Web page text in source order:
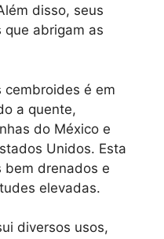
disso, seus
que abrigam as
cembroides é em
a quente,
do México e
Unidos. Esta
bem drenados e
elevadas.
diversos usos,